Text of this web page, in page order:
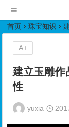
首页 珠宝知识
建立玉雕作
性
yuxia
A+